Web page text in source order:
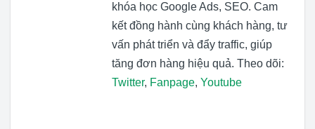
khóa học Google Ads, SEO. Cam
kết đồng hành cùng khách hàng, tư
vấn phát triển và đẩy traffic, giúp
tăng đơn hàng hiệu quả. Theo dõi:
Twitter, Fanpage, Youtube